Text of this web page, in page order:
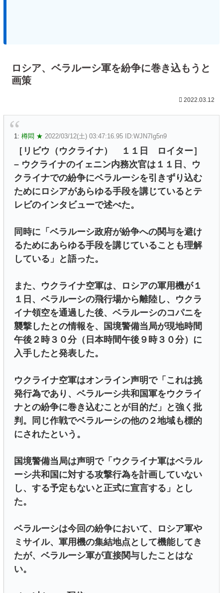
ロシア、ベラルーシ軍を紛争に巻き込もうと
画策
2022.03.12
1: 樽悶 ★ 2022/03/12(土) 03:47:16.95 ID:WJN7Ig5n9
［リビウ（ウクライナ） １１日 ロイター］
– ウクライナのイェニン内務次官は１１日、ウ
クライナでの紛争にベラルーシを引きずり込む
ためにロシアがあらゆる手段を講じているとテ
レビのインタビューで述べた。
同時に「ベラルーシ政府が紛争への関与を避け
るためにあらゆる手段を講じていることも理解
している」と語った。
また、ウクライナ空軍は、ロシアの軍用機が１
１日、ベラルーシの飛行場から離陸し、ウクラ
イナ領空を通過した後、ベラルーシのコパニを
襲撃したとの情報を、国境警備当局が現地時間
午後２時３０分（日本時間午後９時３０分）に
入手したと発表した。
ウクライナ空軍はオンライン声明で「これは挑
発行為であり、ベラルーシ共和国軍をウクライ
ナとの紛争に巻き込むことが目的だ」と強く批
判。同じ作戦でベラルーシの他の２地域も標的
にされたという。
国境警備当局は声明で「ウクライナ軍はベラル
ーシ共和国に対する攻撃行為を計画していない
し、する予定もないと正式に宣言する」とし
た。
ベラルーシは今回の紛争において、ロシア軍や
ミサイル、軍用機の集結地点として機能してき
たが、ベラルーシ軍が直接関与したことはな
い。